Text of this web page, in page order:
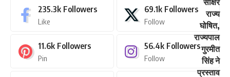
235.3k Followers
Like
69.1k Followers
Follow
11.6k Followers
Pin
56.4k Followers
Follow